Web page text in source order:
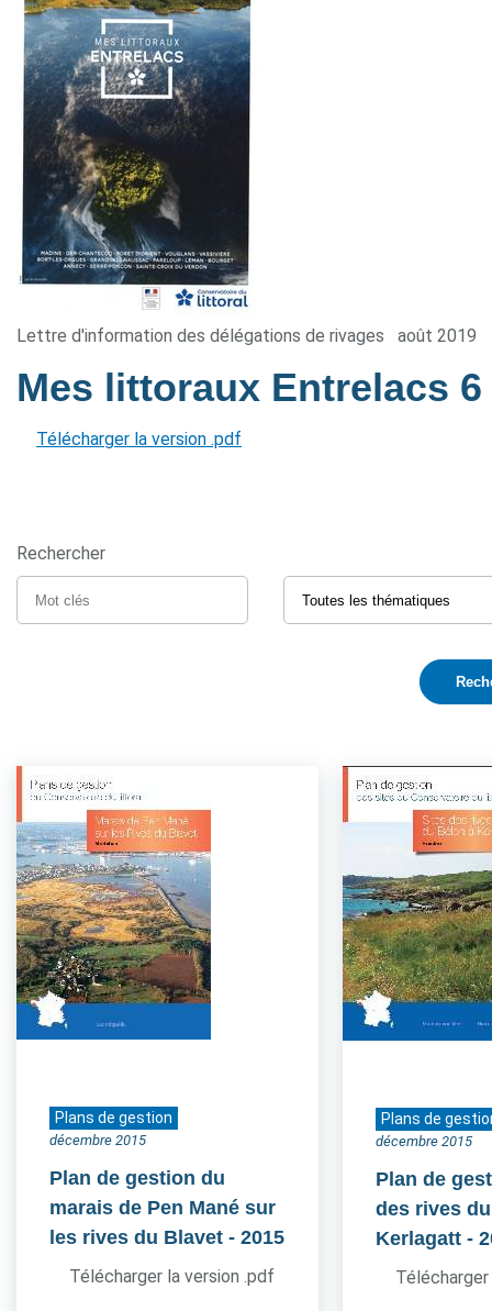
Lettre d'information des délégations de rivages août 2019
Mes littoraux Entrelacs 6
Télécharger la version .pdf
Rechercher
Plans de gestion
décembre 2015
Plan de gestion du
marais de Pen Mané sur
les rives du Blavet - 2015
Télécharger la version .pdf
Plans de
décembre 2015
Plan de
des rives
Kerlagatt -